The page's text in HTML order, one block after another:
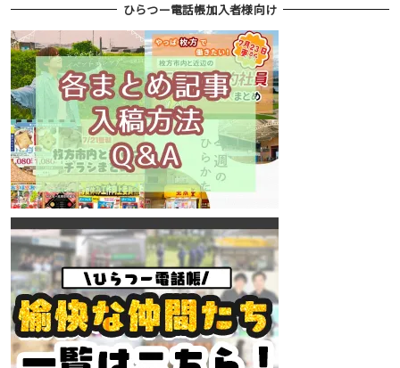
ひらつー電話帳加入者様向け